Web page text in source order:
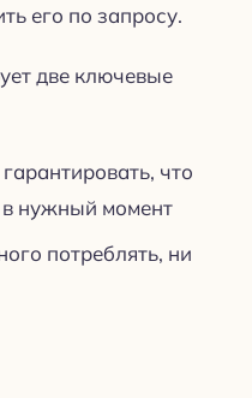
его по запросу.
две ключевые
что
в нужный момент
потреблять, ни